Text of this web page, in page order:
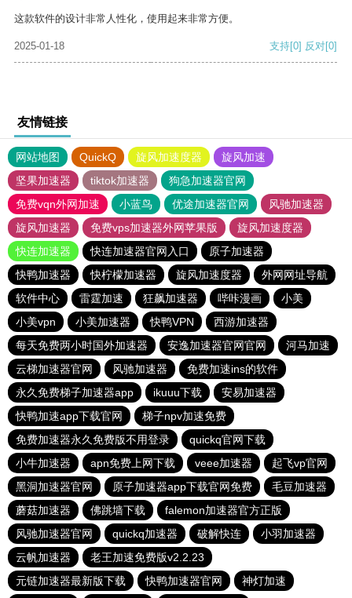
这款软件的设计非常人性化，使用起来非常方便。
2025-01-18 支持[0] 反对[0]
友情链接
网站地图 QuickQ 旋风加速度器
旋风加速
坚果加速器
tiktok加速器
狗急加速器官网
免费vqn外网加速
小蓝鸟 优途加速器官网
风驰加速器
旋风加速器
免费vps加速器外网苹果版
旋风加速度器
快连加速器
快连加速器官网入口
原子加速器
快鸭加速器
快柠檬加速器 旋风加速度器
外网网址导航
软件中心
雷霆加速 狂飙加速器 哔咔漫画
小美
小美vpn
小美加速器 快鸭VPN
西游加速器
每天免费两小时国外加速器
安逸加速器官网官网
河马加速
云梯加速器官网
风驰加速器
免费加速ins的软件
永久免费梯子加速器app
ikuuu下载
安易加速器
快鸭加速app下载官网
梯子npv加速免费
免费加速器永久免费版不用登录
quickq官网下载
小牛加速器
apn免费上网下载 veee加速器
起飞vp官网
黑洞加速器官网
原子加速器app下载官网免费
毛豆加速器
蘑菇加速器
佛跳墙下载
falemon加速器官方正版
风驰加速器官网
quickq加速器 破解快连
小羽加速器
云帆加速器
老王加速免费版v2.2.23
元链加速器最新版下载
快鸭加速器官网 神灯加速